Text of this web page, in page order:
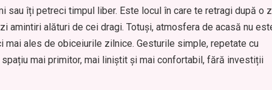
sau îți petreci timpul liber. Este locul în care te retragi după o
amintiri alături de cei dragi. Totuși, atmosfera de acasă nu
mai ales de obiceiurile zilnice. Gesturile simple, repetate cu
mai primitor, mai liniștit și mai confortabil, fără investiții